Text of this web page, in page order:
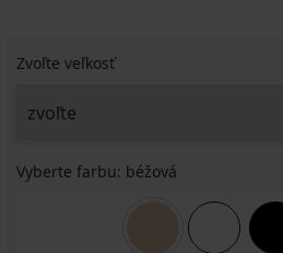
Zvoľte veľkosť
Vyberte farbu: béžová